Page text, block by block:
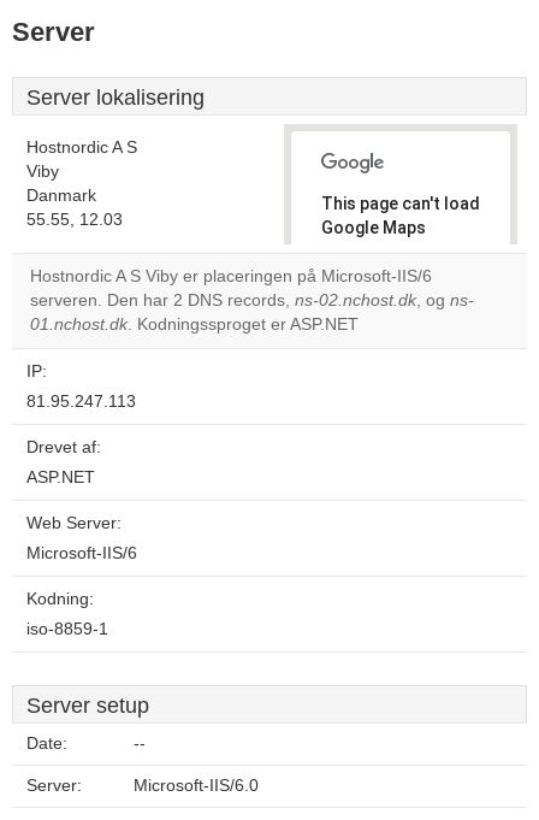
Server
Server lokalisering
Hostnordic A S
Viby
Danmark
55.55, 12.03
This page can't load
Google Maps
correctly.
Do you
own this
Hostnordic A S Viby er placeringen på Microsoft-IIS/6
serveren. Den har 2 DNS records, ns-02.nchost.dk, og ns-
01.nchost.dk. Kodningssproget er ASP.NET
IP:
81.95.247.113
Drevet af:
ASP.NET
Web Server:
Microsoft-IIS/6
Kodning:
iso-8859-1
Server setup
Date: --
Server: Microsoft-IIS/6.0